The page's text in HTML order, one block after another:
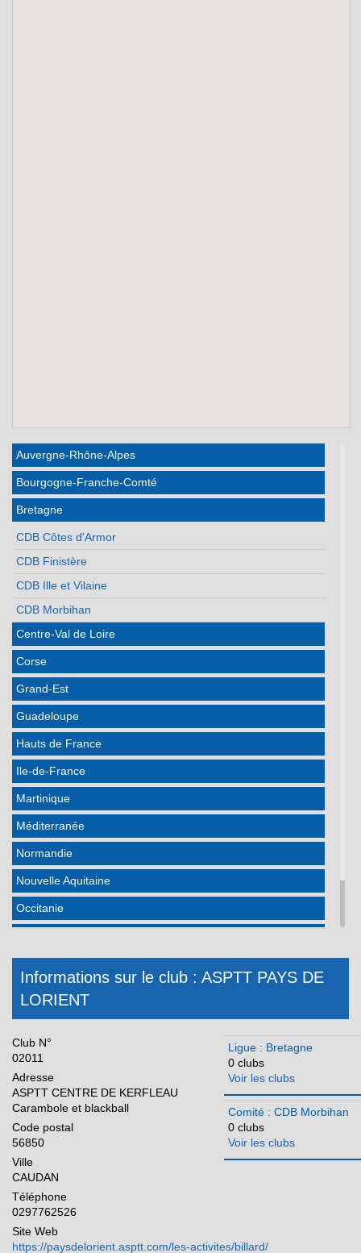
Auvergne-Rhône-Alpes
Bourgogne-Franche-Comté
Bretagne
CDB Côtes d'Armor
CDB Finistère
CDB Ille et Vilaine
CDB Morbihan
Centre-Val de Loire
Corse
Grand-Est
Guadeloupe
Hauts de France
Ile-de-France
Martinique
Méditerranée
Normandie
Nouvelle Aquitaine
Occitanie
Informations sur le club : ASPTT PAYS DE
LORIENT
Club N°
02011
Adresse
ASPTT CENTRE DE KERFLEAU
Carambole et blackball
Code postal
56850
Ville
CAUDAN
Téléphone
0297762526
Site Web
https://paysdelorient.asptt.com/les-activites/billard/
Ligue : Bretagne
0 clubs
Voir les clubs
Comité : CDB Morbihan
0 clubs
Voir les clubs